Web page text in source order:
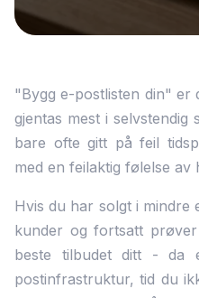
"Bygg e-postlisten din" er
gjentas mest i selvstendig
bare ofte gitt på feil
med en feilaktig følelse av
Hvis du har solgt i
kunder og fortsatt
beste tilbudet ditt - da
postinfrastruktur, tid du